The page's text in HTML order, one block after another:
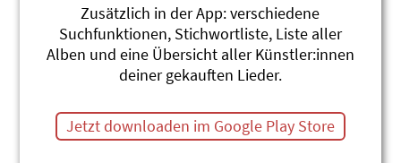
Das glaubsch ja nöd 3 (Lied)
MärliMusicalTheater
Heidi, wo bisch du dihei?
#Heidi
Ein Gespenst (Szene)
MärliMusicalTheater
Zusätzlich in der App: verschiedene
Suchfunktionen, Stichwortliste, Liste aller
Alben und eine Übersicht aller Künstler:innen
deiner gekauften Lieder.
Jetzt downloaden im Google Play Store